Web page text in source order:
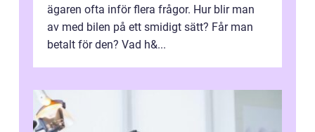
ägaren ofta inför flera frågor. Hur blir man
av med bilen på ett smidigt sätt? Får man
betalt för den? Vad h&...